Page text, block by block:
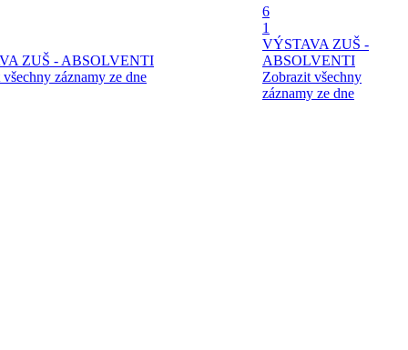
ZUŠ - ABSOLVENTI
záznamy ze dne
6
1
VÝSTAVA ZUŠ -
ABSOLVENTI
Zobrazit všechny
záznamy ze dne